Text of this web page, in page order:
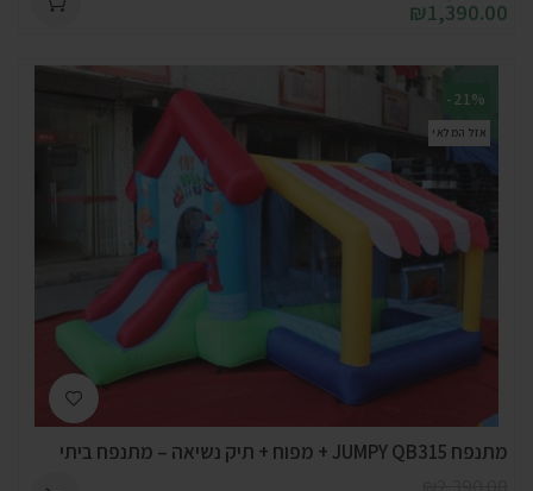
₪1,390.00
-21%
אזל המלאי
מתנפח JUMPY QB315 + מפוח + תיק נשיאה – מתנפח ביתי